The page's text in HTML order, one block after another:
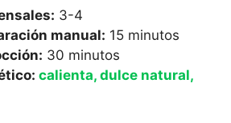
3-4
manual: 15 minutos
30 minutos
calienta, dulce natural,